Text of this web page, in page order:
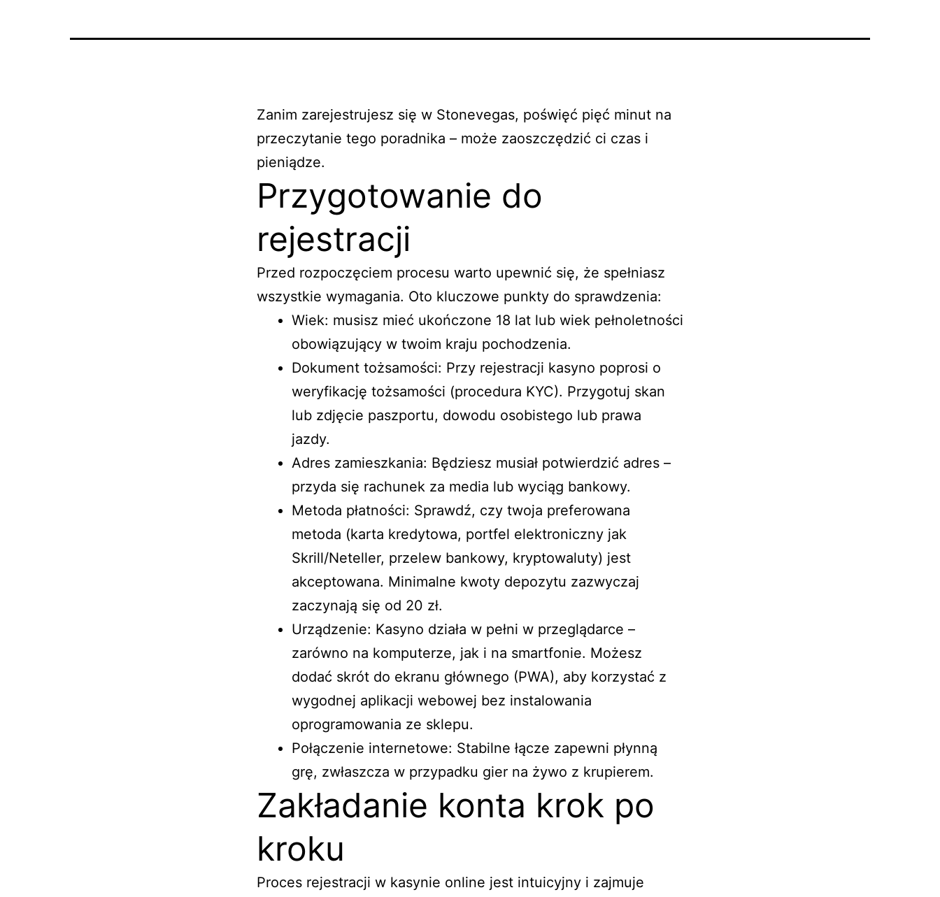
Zanim zarejestrujesz się w Stonevegas, poświęć pięć minut na
przeczytanie tego poradnika – może zaoszczędzić ci czas i
pieniądze.
Przygotowanie do
rejestracji
Przed rozpoczęciem procesu warto upewnić się, że spełniasz
wszystkie wymagania. Oto kluczowe punkty do sprawdzenia:
Wiek: musisz mieć ukończone 18 lat lub wiek pełnoletności
obowiązujący w twoim kraju pochodzenia.
Dokument tożsamości: Przy rejestracji kasyno poprosi o
weryfikację tożsamości (procedura KYC). Przygotuj skan
lub zdjęcie paszportu, dowodu osobistego lub prawa
jazdy.
Adres zamieszkania: Będziesz musiał potwierdzić adres –
przyda się rachunek za media lub wyciąg bankowy.
Metoda płatności: Sprawdź, czy twoja preferowana
metoda (karta kredytowa, portfel elektroniczny jak
Skrill/Neteller, przelew bankowy, kryptowaluty) jest
akceptowana. Minimalne kwoty depozytu zazwyczaj
zaczynają się od 20 zł.
Urządzenie: Kasyno działa w pełni w przeglądarce –
zarówno na komputerze, jak i na smartfonie. Możesz
dodać skrót do ekranu głównego (PWA), aby korzystać z
wygodnej aplikacji webowej bez instalowania
oprogramowania ze sklepu.
Połączenie internetowe: Stabilne łącze zapewni płynną
grę, zwłaszcza w przypadku gier na żywo z krupierem.
Zakładanie konta krok po
kroku
Proces rejestracji w kasynie online jest intuicyjny i zajmuje